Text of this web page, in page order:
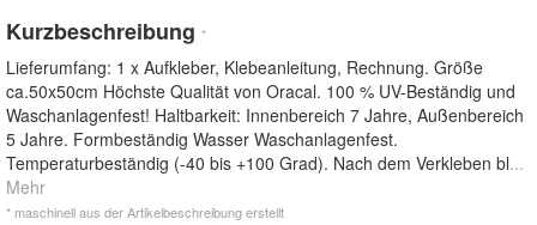
Kurzbeschreibung *
Lieferumfang: 1 x Aufkleber, Klebeanleitung, Rechnung. Größe
ca.50x50cm Höchste Qualität von Oracal. 100 % UV-Beständig und
Waschanlagenfest! Haltbarkeit: Innenbereich 7 Jahre, Außenbereich
5 Jahre. Formbeständig Wasser Waschanlagenfest.
Temperaturbeständig (-40 bis +100 Grad). Nach dem Verkleben bl...
Mehr
* maschinell aus der Artikelbeschreibung erstellt